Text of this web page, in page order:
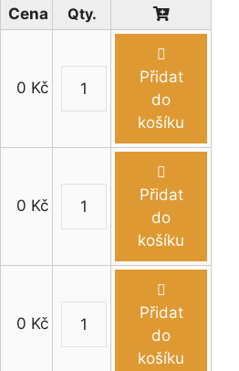
Cena
0 Kč
Emblém
roztleskávačky
množství
Přidat
do
košíku
0 Kč
Emblém
roztleskávačky
množství
Přidat
do
košíku
0 Kč
Emblém
roztleskávačky
Přidat
do
košíku